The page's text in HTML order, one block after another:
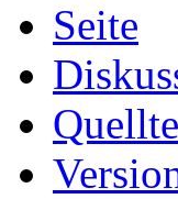
Seite